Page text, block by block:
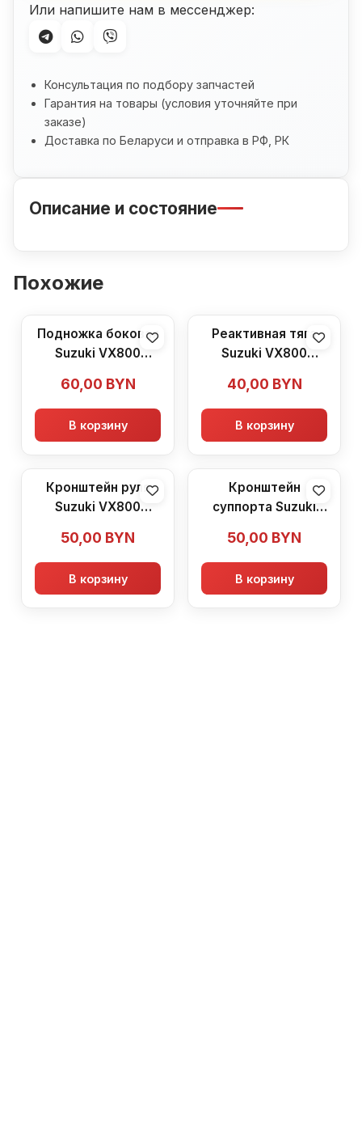
Или напишите нам в мессенджер:
Консультация по подбору запчастей
Гарантия на товары (условия уточняйте при
заказе)
Доставка по Беларуси и отправка в РФ, РК
Описание и состояние
Похожие
Подножка боковая
Suzuki VX800
60,00 BYN
В корзину
Реактивная тяга
Suzuki VX800
40,00 BYN
В корзину
Кронштейн руля
Suzuki VX800
50,00 BYN
В корзину
Кронштейн
суппорта Suzuki
50,00 BYN
В корзину